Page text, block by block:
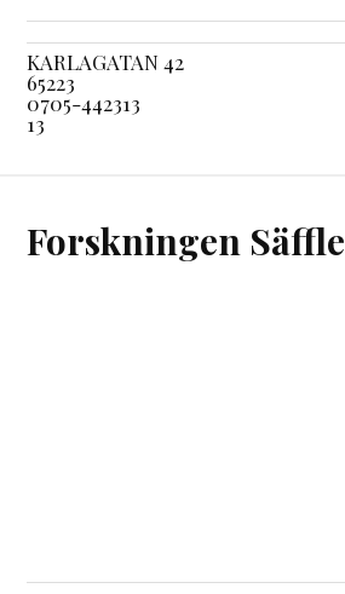
KARLAGATAN 42
65223
0705-442313
13
Forskningen Säffle